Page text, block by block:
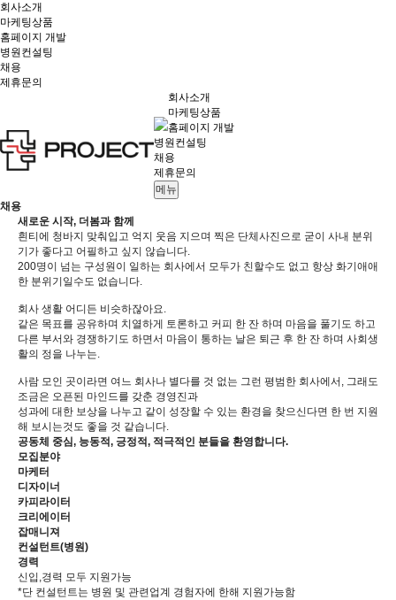
회사소개
마케팅상품
홈페이지 개발
병원컨설팅
채용
제휴문의
회사소개
마케팅상품
홈페이지 개발
병원컨설팅
채용
제휴문의
메뉴
채용
새로운 시작, 더봄과 함께
흰티에 청바지 맞춰입고 억지 웃음 지으며 찍은 단체사진으로 굳이 사내 분위
기가 좋다고 어필하고 싶지 않습니다.
200명이 넘는 구성원이 일하는 회사에서 모두가 친할수도 없고 항상 화기애애
한 분위기일수도 없습니다.
회사 생활 어디든 비슷하잖아요.
같은 목표를 공유하며 치열하게 토론하고 커피 한 잔 하며 마음을 풀기도 하고
다른 부서와 경쟁하기도 하면서 마음이 통하는 날은 퇴근 후 한 잔 하며 사회생
활의 정을 나누는.
사람 모인 곳이라면 여느 회사나 별다를 것 없는 그런 평범한 회사에서, 그래도
조금은 오픈된 마인드를 갖춘 경영진과
성과에 대한 보상을 나누고 같이 성장할 수 있는 환경을 찾으신다면 한 번 지원
해 보시는것도 좋을 것 같습니다.
공동체 중심, 능동적, 긍정적, 적극적인 분들을 환영합니다.
모집분야
마케터
디자이너
카피라이터
크리에이터
잡매니져
컨설턴트(병원)
경력
신입,경력 모두 지원가능
*단 컨설턴트는 병원 및 관련업계 경험자에 한해 지원가능함